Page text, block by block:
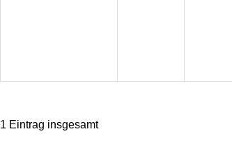
1 Eintrag insgesamt